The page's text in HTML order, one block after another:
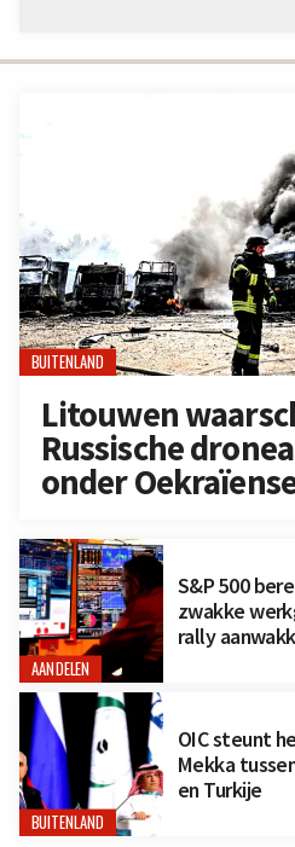
BUITENLAND
Litouwen
Russische
onder
AANDELEN
S&P 500
zwakke
rally
BUITENLAND
OIC steunt
Mekka
en Turkije